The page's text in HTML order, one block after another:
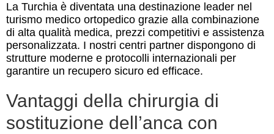
La Turchia è diventata una destinazione leader nel
turismo medico ortopedico grazie alla combinazione
di alta qualità medica, prezzi competitivi e assistenza
personalizzata. I nostri centri partner dispongono di
strutture moderne e protocolli internazionali per
garantire un recupero sicuro ed efficace.
Vantaggi della chirurgia di
sostituzione dell’anca con